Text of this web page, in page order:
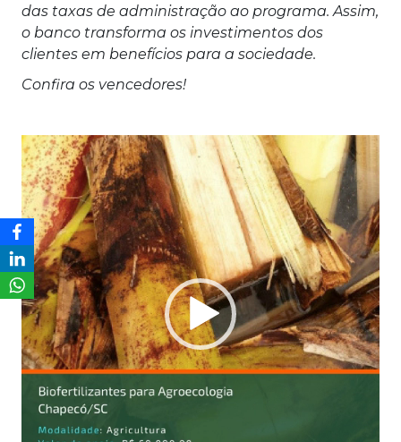
das taxas de administração ao programa. Assim,
o banco transforma os investimentos dos
clientes em benefícios para a sociedade.
Confira os vencedores!
Tocador
de
vídeo